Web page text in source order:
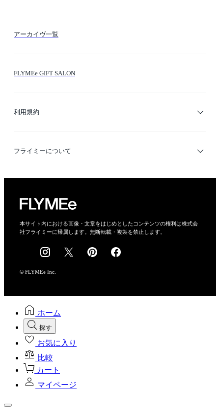
アーカイヴ一覧
FLYMEe GIFT SALON
利用規約
利用規約
フライミーについて
会社概要
採用情報
本サイト内における画像・文章をはじめとしたコンテンツの権利は株式会
社フライミーに帰属します。無断転載・複製を禁止します。
© FLYMEe Inc.
ホーム
探す
お気に入り
比較
カート
マイページ